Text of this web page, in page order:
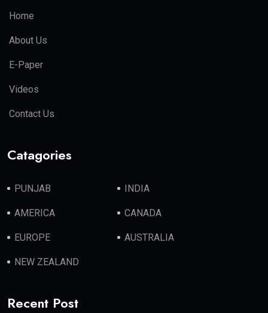
Home
About Us
E-Paper
Videos
Contact Us
Catagories
PUNJAB INDIA
AMERICA CANADA
EUROPE AUSTRALIA
NEW ZEALAND
Recent Post